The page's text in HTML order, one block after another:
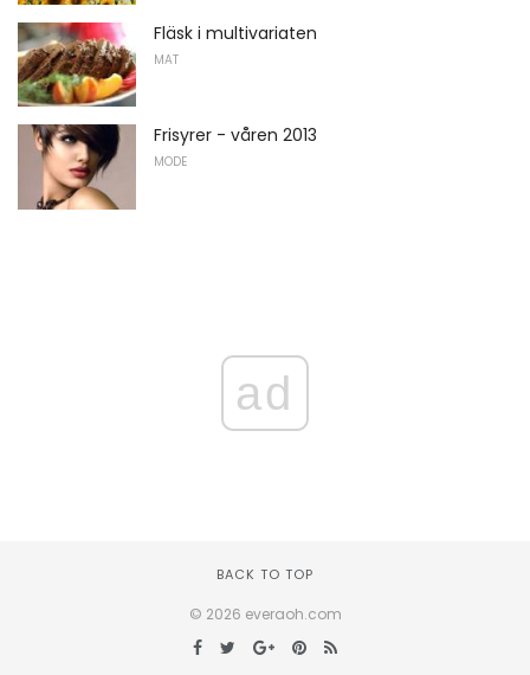
Fläsk i multivariaten
MAT
Frisyrer - våren 2013
MODE
ad
BACK TO TOP
© 2026 everaoh.com